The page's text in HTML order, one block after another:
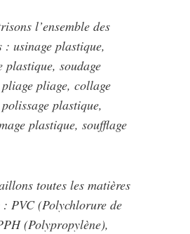
l’ensemble des
: usinage plastique,
plastique, soudage
pliage, collage
plastique,
plastique, soufflage
toutes les matières
: PVC (Polychlorure de
(Polypropylène),